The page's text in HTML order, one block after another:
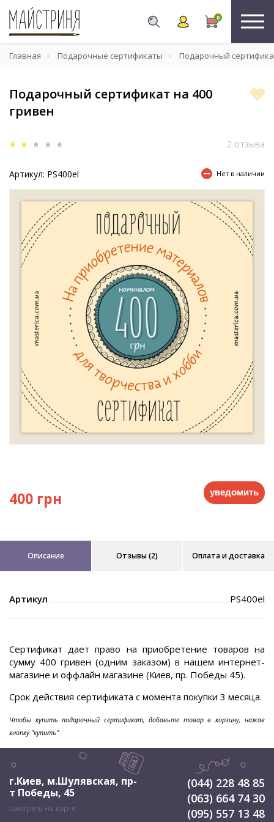
0
Главная Подарочные сертификаты Подарочный
Подарочный сертификат на 400
гривен
2 отзыва
Артикул: PS400el Нет в наличии
400 грн уведомить
Описание Отзывы (2) Оплата и доставка
Артикул PS400el
Сертификат дает право на приобретение товаров на
сумму 400 гривен (одним заказом) в нашем интернет-
магазине и оффлайн магазине (Киев, пр. Победы 45).
Срок действия сертификата с момента покупки 3 месяца.
Чтобы купить подарочный сертификат, добавьте товар в корзину, нажав
кнопку "купить"
г.Киев, м.Шулявская, пр-
т Победы, 45
смотреть на карте
(044) 228 48 85
(063) 664 74 30
(095) 557 13 48